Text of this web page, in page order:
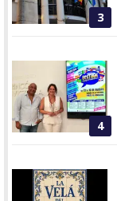
3
4